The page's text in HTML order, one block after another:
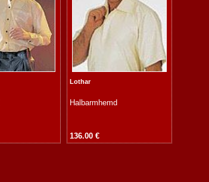
Lothar
Halbarmhemd
136.00 €